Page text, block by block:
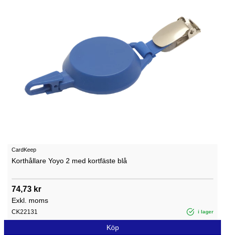
CardKeep
Korthållare Yoyo 2 med kortfäste blå
74,73 kr
Exkl. moms
CK22131 i lager
Köp